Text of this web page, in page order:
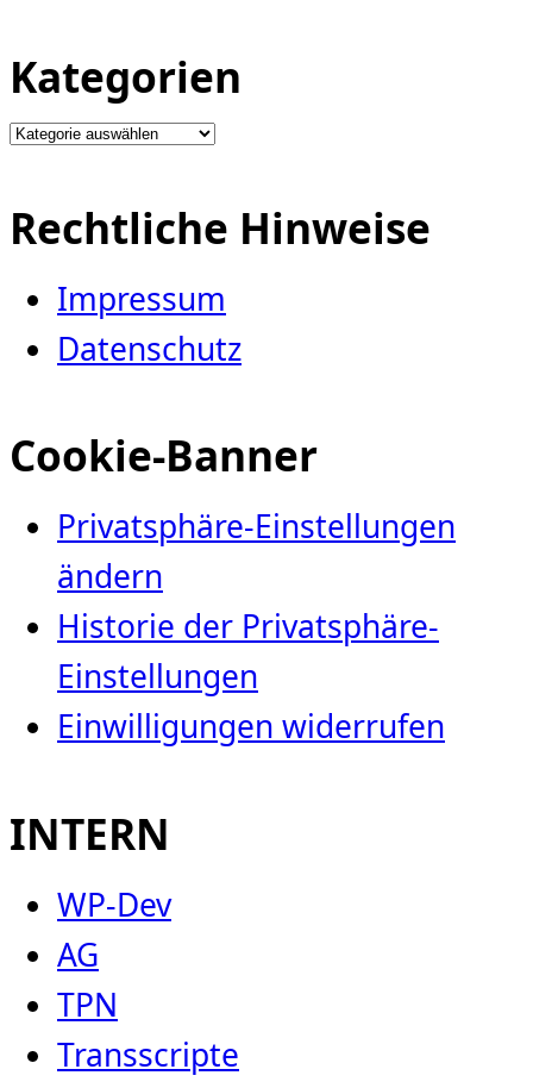
Kategorien
Kategorien
Rechtliche Hinweise
Impressum
Datenschutz
Cookie-Banner
Privatsphäre-Einstellungen
ändern
Historie der Privatsphäre-
Einstellungen
Einwilligungen widerrufen
INTERN
WP-Dev
AG
TPN
Transscripte